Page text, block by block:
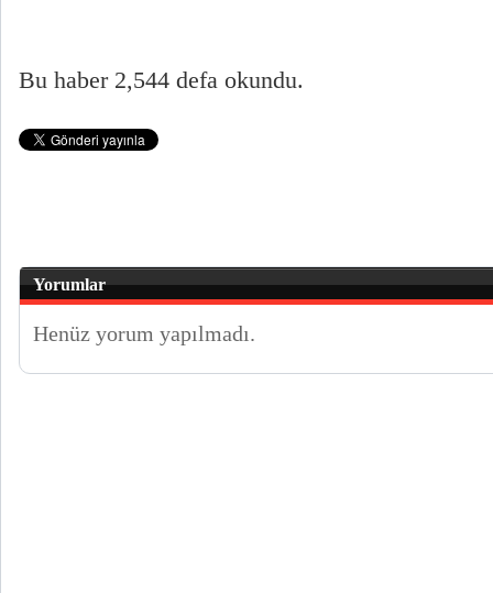
Bu haber 2,544 defa okundu.
Yorumlar
Henüz yorum yapılmadı.